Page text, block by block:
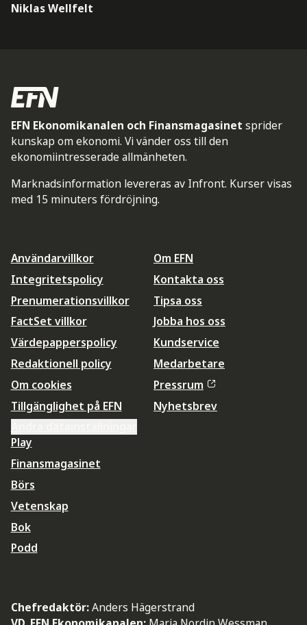
Niklas Wellfelt
EFN Ekonomikanalen och Finansmagasinet sprider
kunskap om ekonomi. Vi vänder oss till den
ekonomiintresserade allmänheten.
Marknadsinformation levereras av Infront. Kurser visas
med 15 minuters fördröjning.
Användarvillkor
Integritetspolicy
Prenumerationsvillkor
FactSet villkor
Värdepapperspolicy
Redaktionell policy
Om cookies
Tillgänglighet på EFN
Om EFN
Kontakta oss
Tipsa oss
Jobba hos oss
Kundservice
Medarbetare
Pressrum
Nyhetsbrev
Play
Finansmagasinet
Börs
Vetenskap
Bok
Podd
Chefredaktör:Anders Hägerstrand